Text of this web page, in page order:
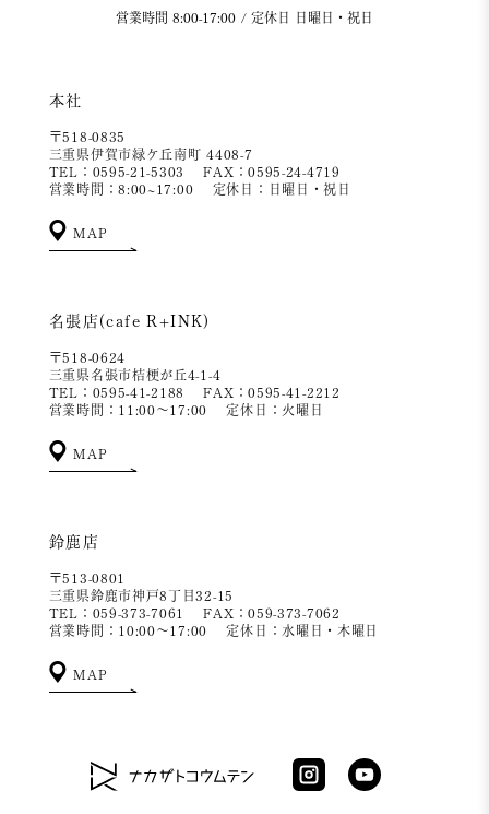
営業時間 8:00-17:00 / 定休日 日曜日・祝日
本社
〒518-0835
三重県伊賀市緑ケ丘南町 4408-7
TEL：0595-21-5303
FAX：0595-24-4719
営業時間：8:00~17:00
定休日：日曜日・祝日
MAP
名張店(cafe R+INK)
〒518-0624
三重県名張市桔梗が丘4-1-4
TEL：0595-41-2188
FAX：0595-41-2212
営業時間：11:00～17:00
定休日：火曜日
MAP
鈴鹿店
〒513-0801
三重県鈴鹿市神戸8丁目32-15
TEL：059-373-7061
FAX：059-373-7062
営業時間：10:00～17:00
定休日：水曜日・木曜日
MAP